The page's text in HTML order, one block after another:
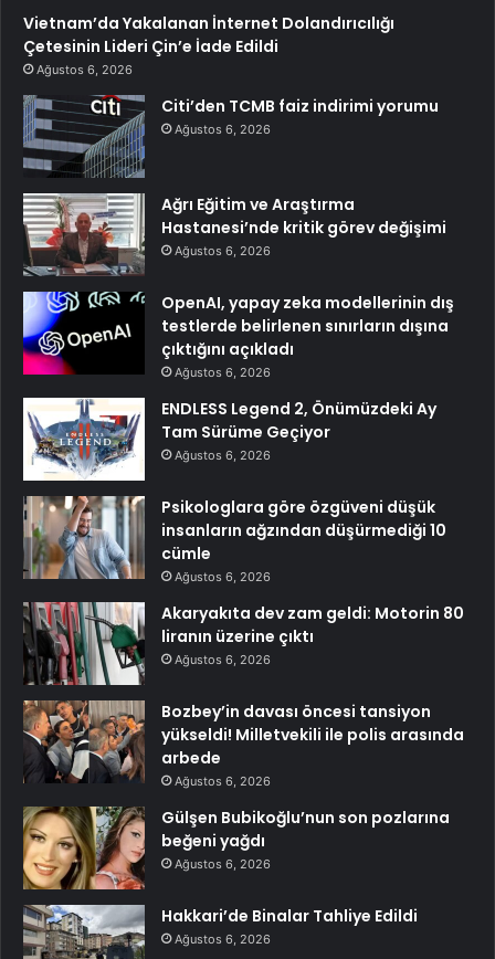
Vietnam’da Yakalanan İnternet Dolandırıcılığı
Çetesinin Lideri Çin’e İade Edildi
Ağustos 6, 2026
Citi’den TCMB faiz indirimi yorumu
Ağustos 6, 2026
Ağrı Eğitim ve Araştırma
Hastanesi’nde kritik görev değişimi
Ağustos 6, 2026
OpenAI, yapay zeka modellerinin dış
testlerde belirlenen sınırların dışına
çıktığını açıkladı
Ağustos 6, 2026
ENDLESS Legend 2, Önümüzdeki Ay
Tam Sürüme Geçiyor
Ağustos 6, 2026
Psikologlara göre özgüveni düşük
insanların ağzından düşürmediği 10
cümle
Ağustos 6, 2026
Akaryakıta dev zam geldi: Motorin 80
liranın üzerine çıktı
Ağustos 6, 2026
Bozbey’in davası öncesi tansiyon
yükseldi! Milletvekili ile polis arasında
arbede
Ağustos 6, 2026
Gülşen Bubikoğlu’nun son pozlarına
beğeni yağdı
Ağustos 6, 2026
Hakkari’de Binalar Tahliye Edildi
Ağustos 6, 2026